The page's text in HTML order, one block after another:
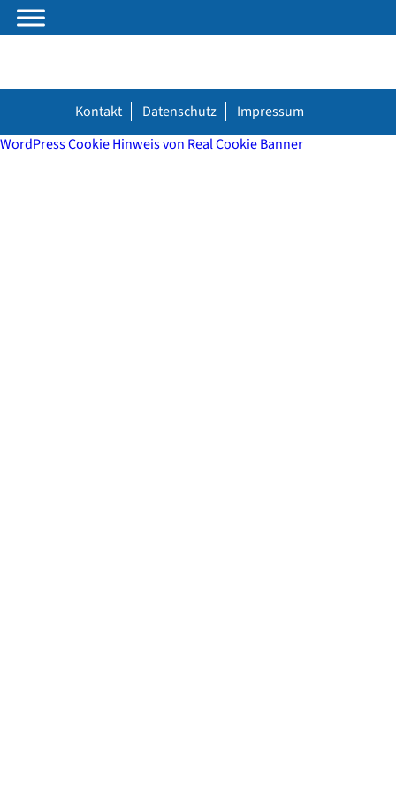
Kontakt Datenschutz
Impressum
WordPress Cookie Hinweis von Real Cookie Banner